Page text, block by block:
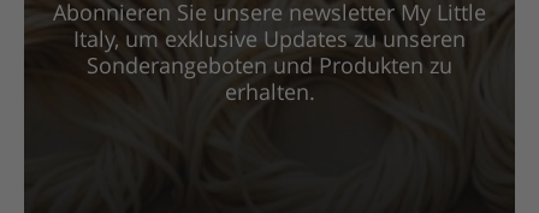
Abonnieren Sie unsere newsletter My Little
Italy, um exklusive Updates zu unseren
Sonderangeboten und Produkten zu
erhalten.